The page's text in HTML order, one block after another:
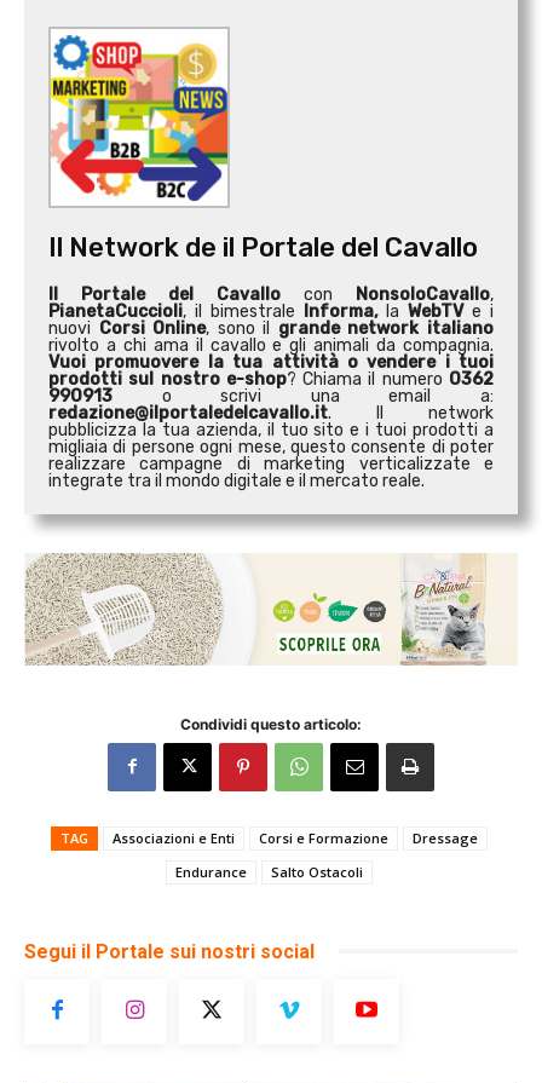
Il Network de il Portale del Cavallo
Il Portale del Cavallo con NonsoloCavallo,
PianetaCuccioli, il bimestrale Informa,laWebTVe i
nuovi Corsi Online, sono il grande network italiano
rivolto a chi ama il cavallo e gli animali da compagnia.
Vuoi promuovere la tua attività ovendere i tuoi
prodotti sul nostro e-shop? Chiama il numero 0362
990913 o scrivi una email a:
redazione@ilportaledelcavallo.it. Il network
pubblicizza la tua azienda, il tuo sito e i tuoi prodotti a
migliaia di persone ogni mese, questo consente di poter
realizzare campagne di marketing verticalizzate e
integrate tra il mondo digitale e il mercato reale.
Condividi questo articolo:
TAG Associazioni e Enti Corsi e Formazione
Dressage
Endurance
Salto Ostacoli
Segui il Portale sui nostri social